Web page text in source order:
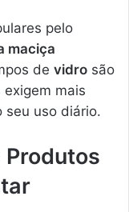
pelo
maciça
de vidro são
mais
seu uso diário.
Produtos